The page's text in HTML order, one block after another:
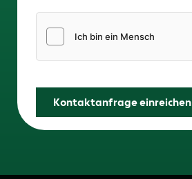
Kontaktanfrage einreichen